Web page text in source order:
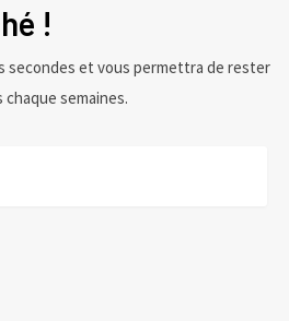
!
secondes et vous permettra de rester
semaines.